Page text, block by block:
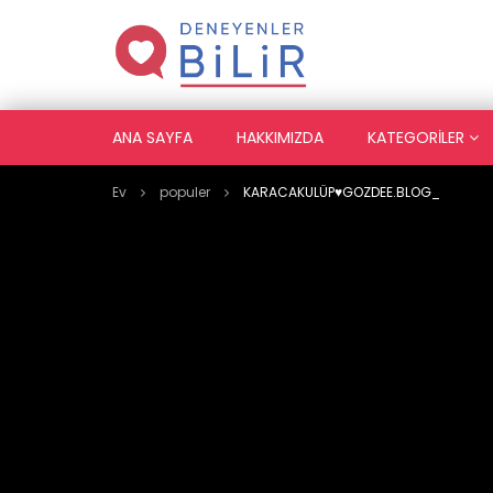
ANA SAYFA HAKKIMIZDA KATEGORILER
Ev populer KARACAKULÜP♥️GOZDEE.BLOG_